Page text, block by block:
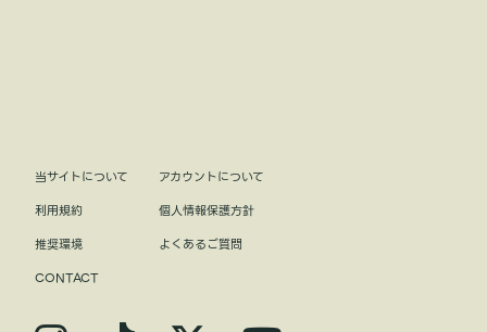
当サイトについて
アカウントについて
利用規約
個人情報保護方針
推奨環境
よくあるご質問
CONTACT